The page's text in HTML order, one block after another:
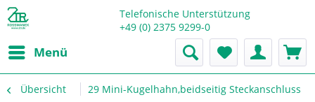
Telefonische Unterstützung
+49 (0) 2375 9299-0
Menü
Übersicht 29 Mini-Kugelhahn,beidseitig Steckanschluss